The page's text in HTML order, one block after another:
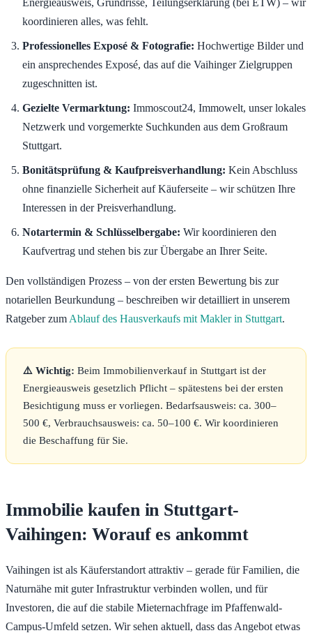
koordinieren alles, was fehlt.
Professionelles Exposé & Fotografie: Hochwertige Bilder und
ein ansprechendes Exposé, das auf die Vaihinger Zielgruppen
zugeschnitten ist.
Gezielte Vermarktung: Immoscout24, Immowelt, unser lokales
Netzwerk und vorgemerkte Suchkunden aus dem Großraum
Stuttgart.
Bonitätsprüfung & Kaufpreisverhandlung: Kein Abschluss
ohne finanzielle Sicherheit auf Käuferseite – wir schützen Ihre
Interessen in der Preisverhandlung.
Notartermin & Schlüsselbergabe: Wir koordinieren den
Kaufvertrag und stehen bis zur Übergabe an Ihrer Seite.
Den vollständigen Prozess – von der ersten Bewertung bis zur
notariellen Beurkundung – beschreiben wir detailliert in unserem
Ratgeber zum Ablauf des Hausverkaufs mit Makler in Stuttgart.
⚠️ Wichtig: Beim Immobilienverkauf in Stuttgart ist der
Energieausweis gesetzlich Pflicht – spätestens bei der ersten
Besichtigung muss er vorliegen. Bedarfsausweis: ca. 300–
500 €, Verbrauchsausweis: ca. 50–100 €. Wir koordinieren
die Beschaffung für Sie.
Immobilie kaufen in Stuttgart-
Vaihingen: Worauf es ankommt
Vaihingen ist als Käuferstandort attraktiv – gerade für Familien, die
Naturnähe mit guter Infrastruktur verbinden wollen, und für
Investoren, die auf die stabile Mieternachfrage im Pfaffenwald-
Campus-Umfeld setzen. Wir sehen aktuell, dass das Angebot etwas